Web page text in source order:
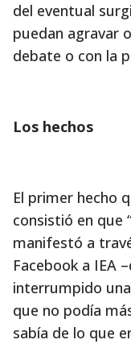
del eventual
puedan agravar
debate o con la
Los hechos
El primer hecho
consistió en que
manifestó a
Facebook a IEA
interrumpido
que no podía
sabía de lo que